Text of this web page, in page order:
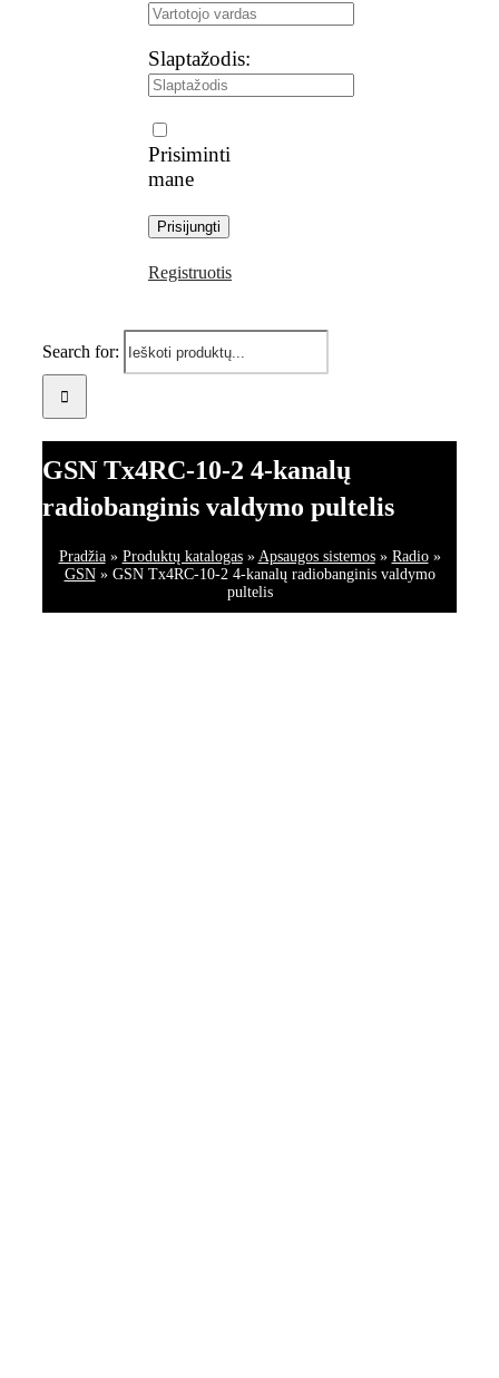
Slaptažodis:
Prisiminti
mane
Registruotis
Search for:
GSN Tx4RC-10-2 4-kanalų
radiobanginis valdymo pultelis
Pradžia» Produktų katalogas» Apsaugos sistemos» Radio»
GSN» GSN Tx4RC-10-2 4-kanalų radiobanginis valdymo
pultelis